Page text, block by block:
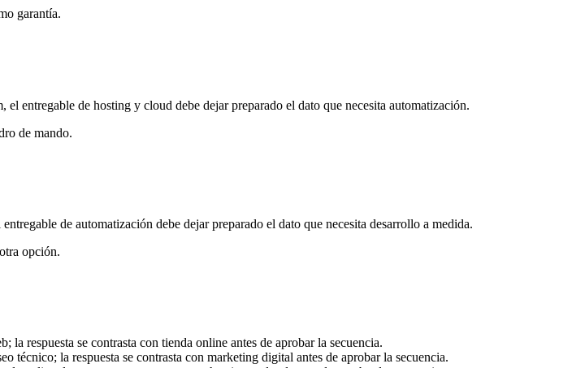
garantía.
entregable de hosting y cloud debe dejar preparado el dato que necesita automatización.
de mando.
de automatización debe dejar preparado el dato que necesita desarrollo a medida.
opción.
respuesta se contrasta con tienda online antes de aprobar la secuencia.
técnico; la respuesta se contrasta con marketing digital antes de aprobar la secuencia.